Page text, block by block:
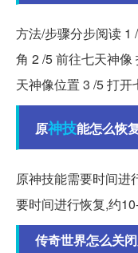
方法/步骤分步阅读 1
角 2 /5 前往七天神
天神像位置 3 /5 打开
原神技能怎么恢
原神技能需要时间进
要时间进行恢复,约
传奇世界怎么关